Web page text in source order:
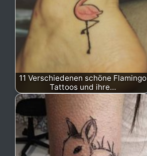
11 Verschiedenen schöne Flamingo
Tattoos und ihre…